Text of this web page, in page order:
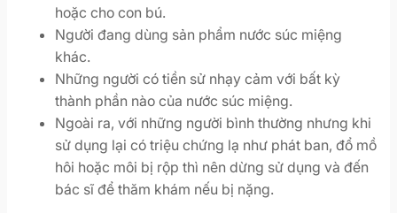
hoặc cho con bú.
Người đang dùng sản phẩm nước súc miệng
khác.
Những người có tiền sử nhạy cảm với bất kỳ
thành phần nào của nước súc miệng.
Ngoài ra, với những người bình thường nhưng khi
sử dụng lại có triệu chứng lạ như phát ban, đổ mồ
hôi hoặc môi bị rộp thì nên dừng sử dụng và đến
bác sĩ để thăm khám nếu bị nặng.